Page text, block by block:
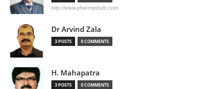
http://www.pharmastute.com
Dr Arvind Zala
3 POSTS 0 COMMENTS
H. Mahapatra
3 POSTS 0 COMMENTS